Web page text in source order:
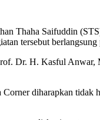
Saifuddin
tersebut
Dr. H. Kasful Anwar,
diharapkan